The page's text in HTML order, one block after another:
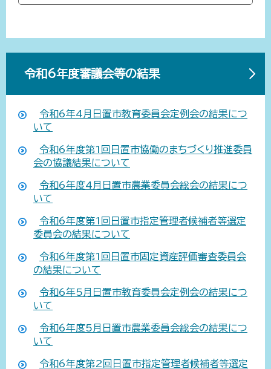
令和6年度審議会等の結果
令和6年4月日置市教育委員会定例会の結果につ
いて
令和6年度第1回日置市協働のまちづくり推進委員
会の協議結果について
令和6年度4月日置市農業委員会総会の結果につ
いて
令和6年度第1回日置市指定管理者候補者等選定
委員会の結果について
令和6年度第1回日置市固定資産評価審査委員会
の結果について
令和6年5月日置市教育委員会定例会の結果につ
いて
令和6年度5月日置市農業委員会総会の結果につ
いて
令和6年度第2回日置市指定管理者候補者等選定